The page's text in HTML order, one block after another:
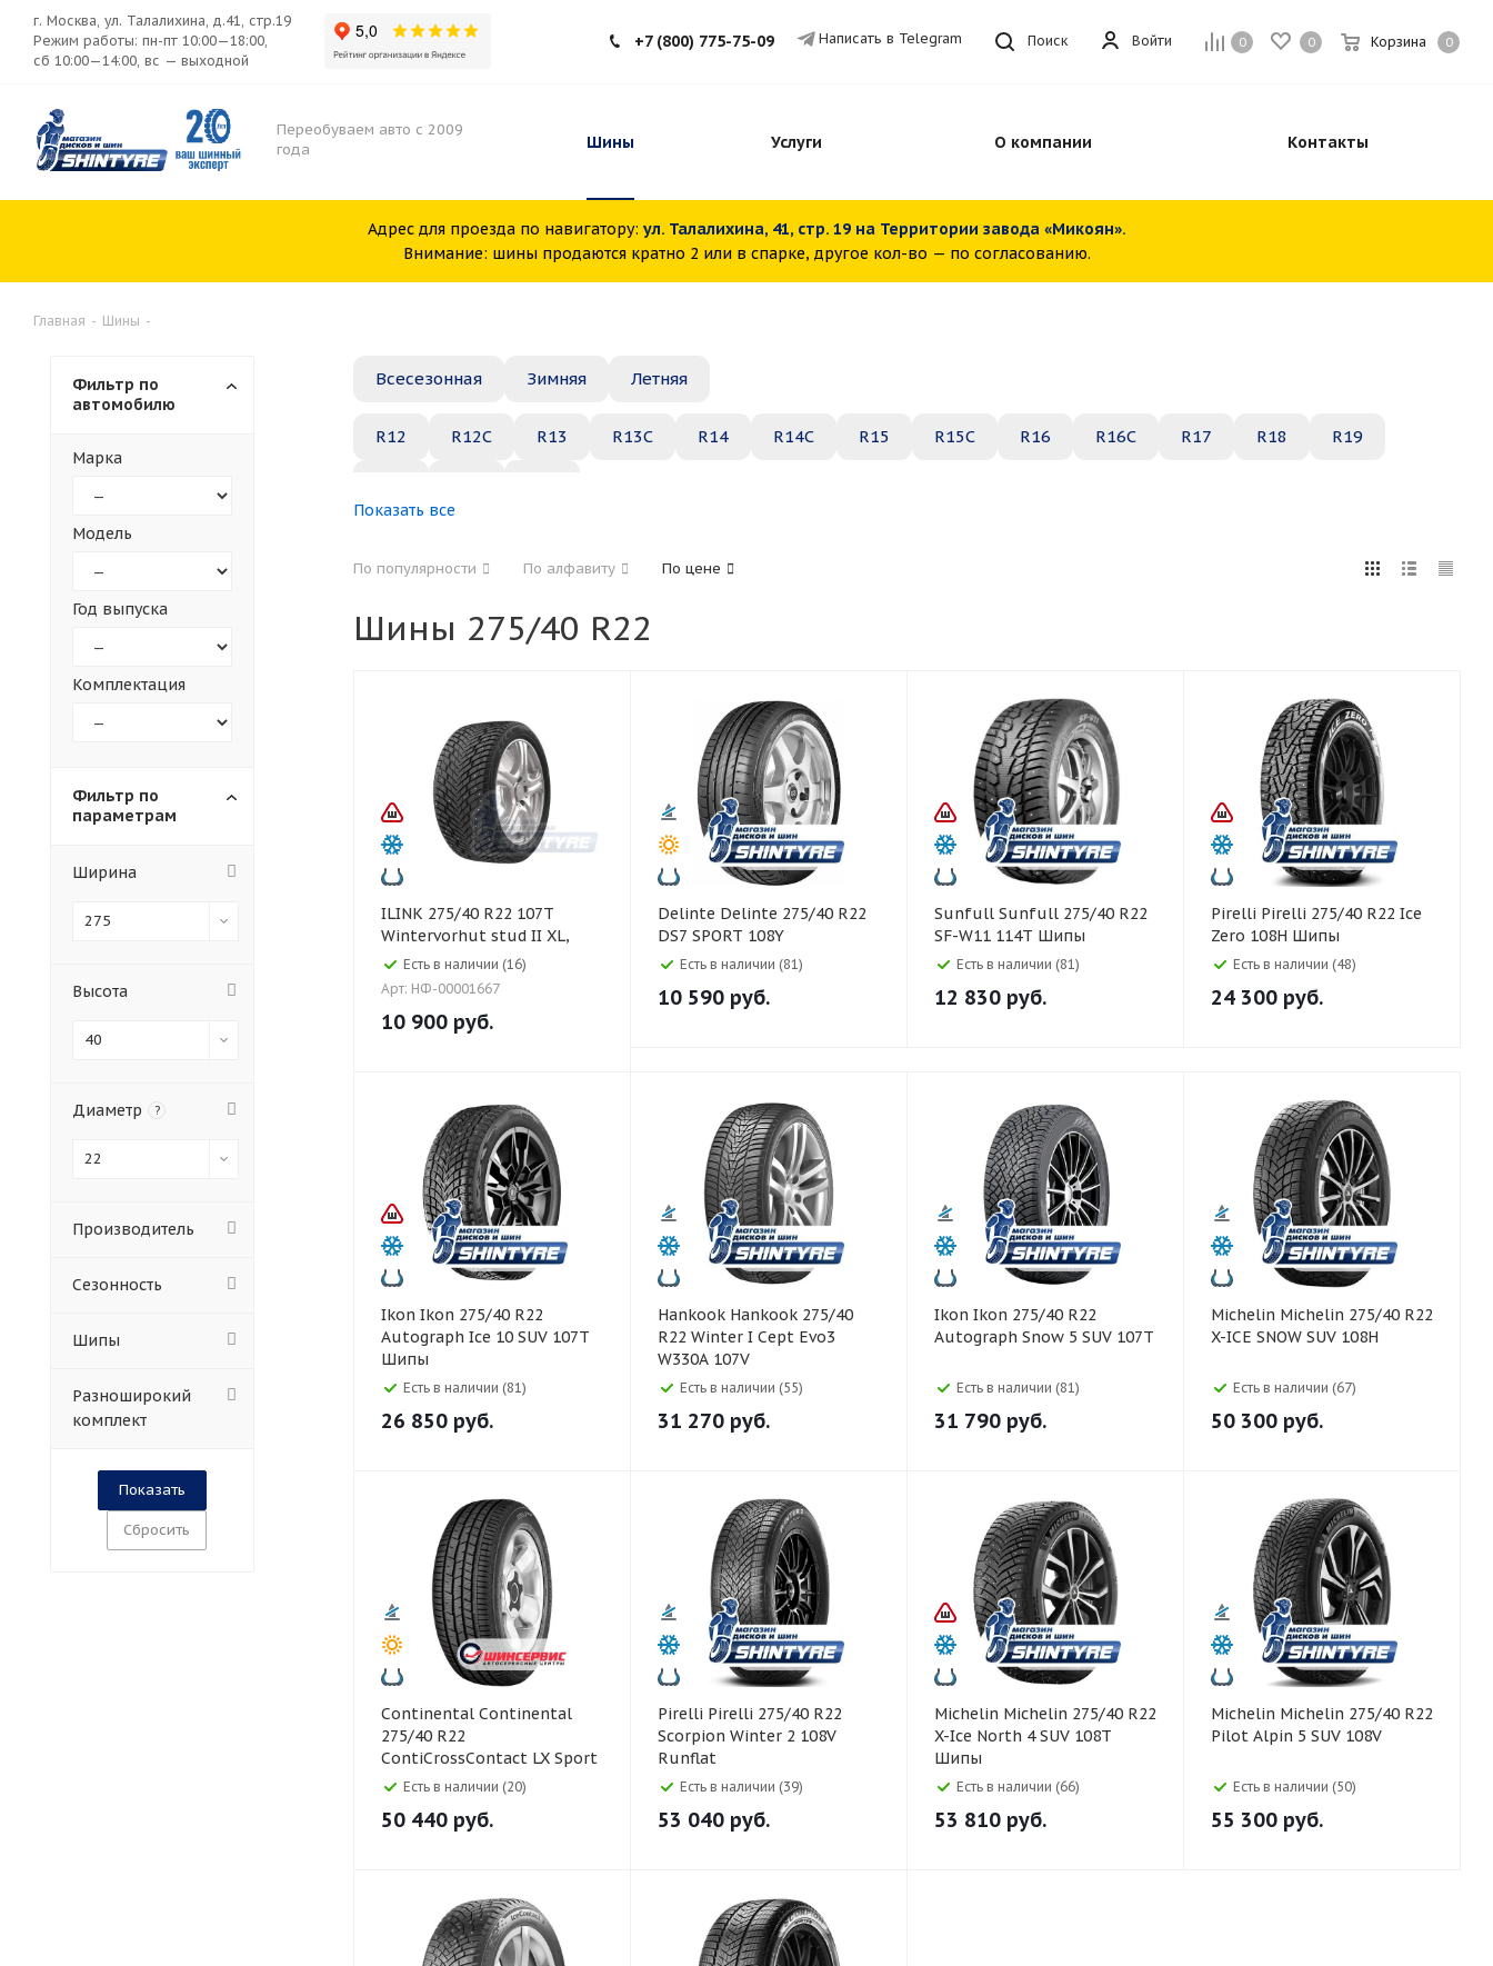
0 0 Корзина 0
Войти
г. Москва, ул. Талалихина, д.41, стр.19
Режим работы: пн-пт 10:00—18:00,
сб 10:00—14:00, вс — выходной
Поиск
+7 (800) 775-75-09 Написать в Telegram
Переобуваем авто с 2009
года
Шины Услуги О компании Контакты
Адрес для проезда по навигатору: ул. Талалихина, 41, стр. 19 на Территории завода «Микоян».
Внимание: шины продаются кратно 2 или в спарке, другое кол-во — по согласованию.
Главная - Шины -
Всесезонная Зимняя Летняя
R12 R12C R13 R13C R14 R14C R15 R15C R16 R16C R17 R18 R19
30 35 40 45 45
Показать все
По популярности По алфавиту По цене
Шины 275/40 R22
ILINK 275/40 R22 107T
Wintervorhut stud II XL,
ilinkЕсть в наличии (16)
Арт: НФ-00001667
10 900 руб.
Delinte Delinte 275/40 R22
DS7 SPORT 108Y
Есть в наличии (81)
10 590 руб.
Sunfull Sunfull 275/40 R22
SF-W11 114T Шипы
Есть в наличии (81)
12 830 руб.
Pirelli Pirelli 275/40 R22 Ice
Zero 108H Шипы
Есть в наличии (48)
24 300 руб.
Ikon Ikon 275/40 R22
Autograph Ice 10 SUV 107T
Шипы
Есть в наличии (81)
26 850 руб.
Hankook Hankook 275/40
R22 Winter I Cept Evo3
W330A 107V
Есть в наличии (55)
31 270 руб.
Ikon Ikon 275/40 R22
Autograph Snow 5 SUV 107T
Есть в наличии (81)
31 790 руб.
Michelin Michelin 275/40 R22
X-ICE SNOW SUV 108H
Есть в наличии (67)
50 300 руб.
Continental Continental
275/40 R22
ContiCrossContact LX Sport
ContiSilent 108Y
Есть в наличии (20)
50 440 руб.
Pirelli Pirelli 275/40 R22
Scorpion Winter 2 108V
Runflat
Есть в наличии (39)
53 040 руб.
Michelin Michelin 275/40 R22
X-Ice North 4 SUV 108T
Шипы
Есть в наличии (66)
53 810 руб.
Michelin Michelin 275/40 R22
Pilot Alpin 5 SUV 108V
Есть в наличии (50)
55 300 руб.
Фильтр по
автомобилю
Марка
Модель
Год выпуска
Комплектация
Фильтр по
параметрам
Ширина
275
Высота
40
Диаметр ?
22
Производитель
Сезонность
Шипы
Разноширокий
комплект
Сбросить